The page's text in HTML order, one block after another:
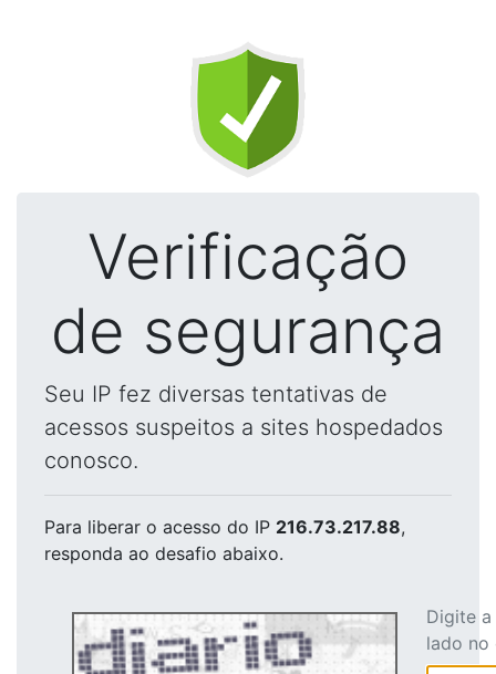
Verificação
de segurança
Seu IP fez diversas tentativas de
acessos suspeitos a sites hospedados
conosco.
Para liberar o acesso do IP 216.73.217.88,
responda ao desafio abaixo.
Digite
lado no